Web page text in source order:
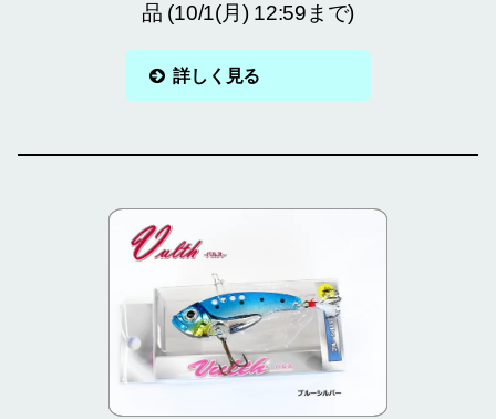
品 (10/1(月) 12:59まで)
詳しく見る